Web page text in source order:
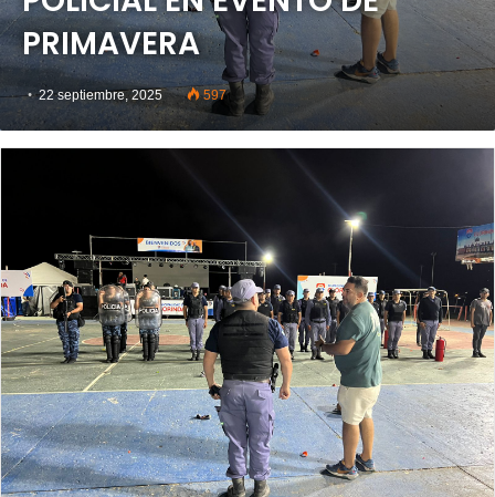
PRIMAVERA
22 septiembre, 2025 597